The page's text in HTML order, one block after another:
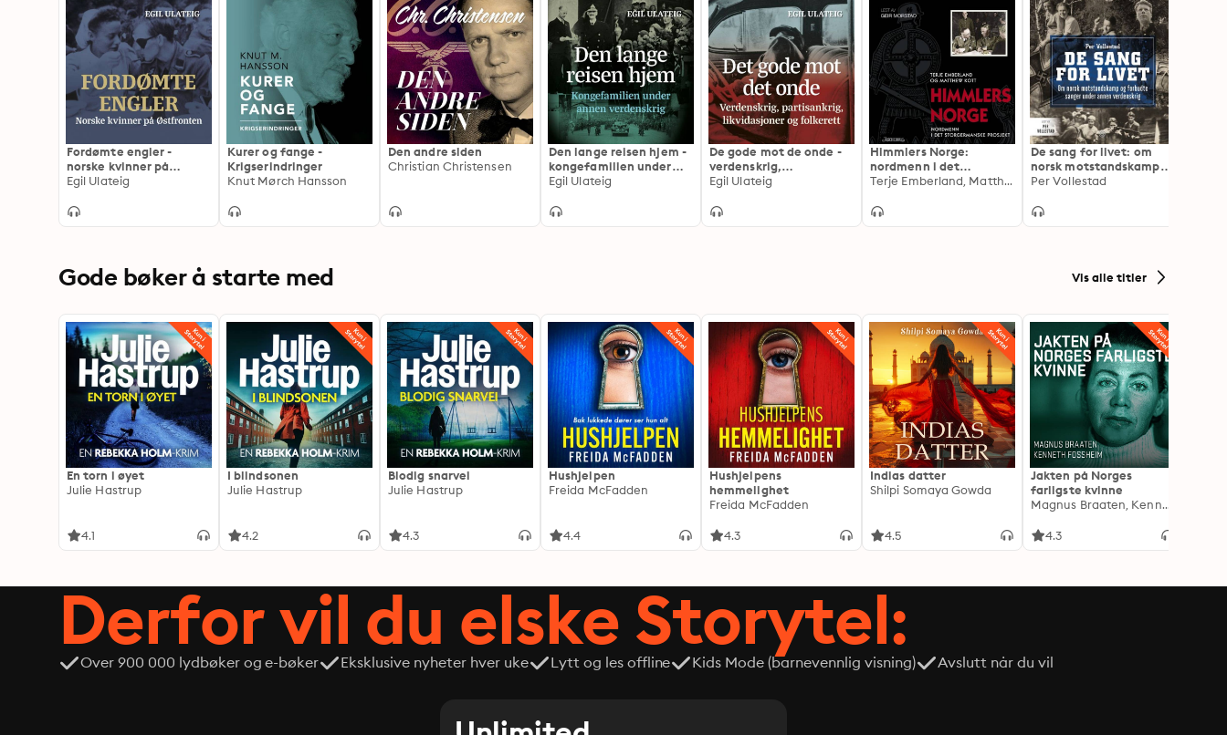
Fordømte engler -
norske kvinner på
Østfronten
Egil Ulateig
Kurer og fange -
Krigserindringer
Knut Mørch Hansson
Den andre siden
Christian Christensen
Den lange reisen hjem -
kongefamilien under
annen verdenskrig
Egil Ulateig
De gode mot de onde -
verdenskrig,
partisankrig,
folkerett
Egil Ulateig
Himmlers Norge:
nordmenn i det
storgermanske prosjektTerje Emberland, Matthew Kott
De sang for livet: om
norsk motstandskamp
og forbudte sanger
verdenskrig
Per Vollestad
Gode bøker å starte med Vis alle titler
En torn i øyet
Julie Hastrup
4.1
I blindsonen
Julie Hastrup
4.2
Blodig snarvei
Julie Hastrup
4.3
Hushjelpen
Freida McFadden
4.4
Hushjelpens
hemmelighet
Freida McFadden
4.3
Indias datter
Shilpi Somaya Gowda
4.5
Jakten på Norges
farligste kvinne
Magnus Braaten, Kenneth Fossheim
4.3
Derfor vil du elske Storytel:
Over 900 000 lydbøker og e-bøker Eksklusive nyheter hver uke Lytt og les offline Kids Mode (barnevennlig visning) Avslutt når du vil